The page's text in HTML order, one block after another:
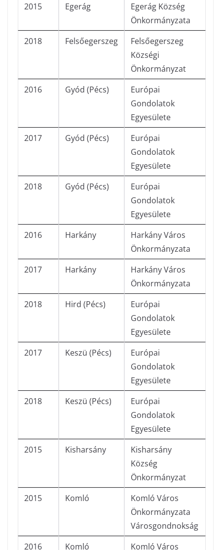
2015
Egerág
Egerág Község
Önkormányzata
2018
Felsőegerszeg
Felsőegerszeg
Községi
Önkormányzat
2016
Gyód (Pécs)
Európai
Gondolatok
Egyesülete
2017
Gyód (Pécs)
Európai
Gondolatok
Egyesülete
2018
Gyód (Pécs)
Európai
Gondolatok
Egyesülete
2016
Harkány
Harkány Város
Önkormányzata
2017
Harkány
Harkány Város
Önkormányzata
2018
Hird (Pécs)
Európai
Gondolatok
Egyesülete
2017
Keszü (Pécs)
Európai
Gondolatok
Egyesülete
2018
Keszü (Pécs)
Európai
Gondolatok
Egyesülete
2015
Kisharsány
Kisharsány
Község
Önkormányzat
2015
Komló
Komló Város
Önkormányzata
Városgondnokság
2016
Komló Komló Város